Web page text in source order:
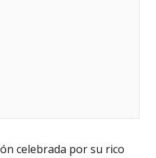
celebrada por su rico